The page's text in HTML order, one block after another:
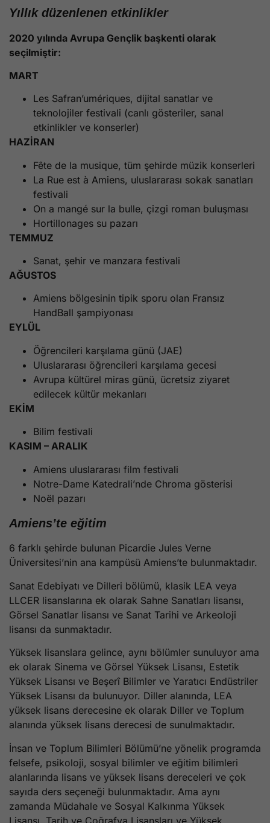
Yıllık düzenlenen etkinlikler
2020 yılında Avrupa Gençlik başkenti olarak
seçilmiştir:
MART
Les Safran’umériques, dijital sanatlar ve
teknolojiler festivali (canlı gösteriler, sanal
etkinlikler ve konserler)
HAZİRAN
Fête de la musique, tüm şehirde müzik konserleri
La Rue est à Amiens, uluslararası sokak sanatları
festivali
On a mangé sur la bulle, çizgi roman buluşması
Hortillonages su pazarı
TEMMUZ
Sanat, şehir ve manzara festivali
AĞUSTOS
Amiens bölgesinin tipik sporu olan Fransız
HandBall şampiyonası
EYLÜL
Öğrencileri karşılama günü (JAE)
Uluslararası öğrencileri karşılama gecesi
Avrupa kültürel miras günü, ücretsiz ziyaret
edilecek kültür mekanları
EKİM
Bilim festivali
KASIM – ARALIK
Amiens uluslararası film festivali
Notre-Dame Katedrali’nde Chroma gösterisi
Noël pazarı
Amiens’te eğitim
6 farklı şehirde bulunan Picardie Jules Verne
Üniversitesi’nin ana kampüsü Amiens’te bulunmaktadır.
Sanat Edebiyatı ve Dilleri bölümü, klasik LEA veya
LLCER lisanslarına ek olarak Sahne Sanatları lisansı,
Görsel Sanatlar lisansı ve Sanat Tarihi ve Arkeoloji
lisansı da sunmaktadır.
Yüksek lisanslara gelince, aynı bölümler sunuluyor ama
ek olarak Sinema ve Görsel Yüksek Lisansı, Estetik
Yüksek Lisansı ve Beşerî Bilimler ve Yaratıcı Endüstriler
Yüksek Lisansı da bulunuyor. Diller alanında, LEA
yüksek lisans derecesine ek olarak Diller ve Toplum
alanında yüksek lisans derecesi de sunulmaktadır.
İnsan ve Toplum Bilimleri Bölümü’ne yönelik programda
felsefe, psikoloji, sosyal bilimler ve eğitim bilimleri
alanlarında lisans ve yüksek lisans dereceleri ve çok
sayıda ders seçeneği bulunmaktadır. Ama aynı
zamanda Müdahale ve Sosyal Kalkınma Yüksek
Lisansı, Tarih ve Coğrafya Lisansları ve Yüksek